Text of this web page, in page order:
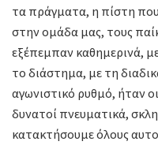
τα πράγματα, η πίστη
στην ομάδα μας, τους
εξέπεμπαν καθημερινά,
το διάστημα, με τη
αγωνιστικό ρυθμό, ήταν
δυνατοί πνευματικά,
κατακτήσουμε όλους